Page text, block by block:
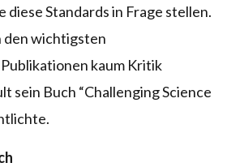
Standards in Frage stellen.
den wichtigsten
kaum Kritik
sein Buch “Challenging Science